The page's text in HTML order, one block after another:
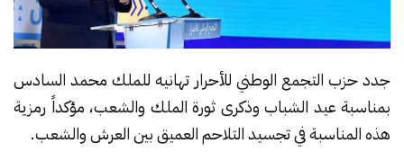
جدد حزب التجمع الوطني للأحرار تهانيه للملك محمد السادس
بمناسبة عيد الشباب وذكرى ثورة الملك والشعب، مؤكداً رمزية
هذه المناسبة في تجسيد التلاحم العميق بين العرش والشعب.